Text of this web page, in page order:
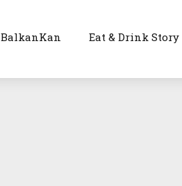
BalkanKan Eat & Drink Story